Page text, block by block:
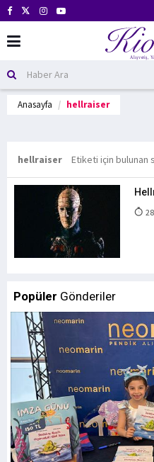
Anasayfa hellraiser
hellraiser Etiketi için bulunan
Popüler Gönderiler